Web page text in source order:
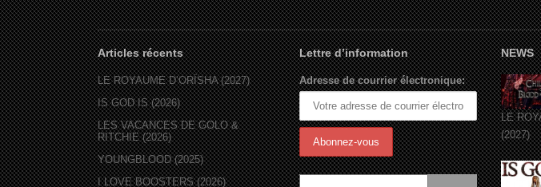
Articles récents
LE ROYAUME D’ORÏSHA (2027)
IS GOD IS (2026)
LES VACANCES DE GOLO &
RITCHIE (2026)
YOUNGBLOOD (2025)
I LOVE BOOSTERS (2026)
Lettre d’information
Adresse de courrier électronique:
NEWS
LE
(2027)